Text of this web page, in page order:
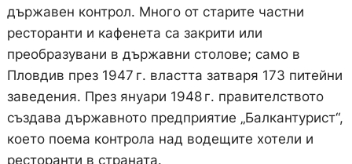
държавен контрол. Много от старите частни
ресторанти и кафенета са закрити или
преобразувани в държавни столове; само в
Пловдив през 1947 г. властта затваря 173 питейни
заведения. През януари 1948 г. правителството
създава държавното предприятие „Балкантурист“,
което поема контрола над водещите хотели и
ресторанти в страната.